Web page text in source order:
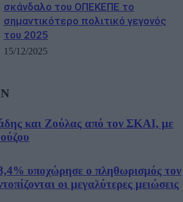
σκάνδαλο του ΟΠΕΚΕΠΕ το
σημαντικότερο πολιτικό γεγονός
του 2025
15/12/2025
και Ζούλας από τον ΣΚΑΙ, με
υποχώρησε ο πληθωρισμός τον
οι μεγαλύτερες μειώσεις